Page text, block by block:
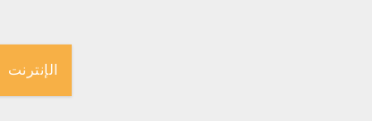
الإنترنت